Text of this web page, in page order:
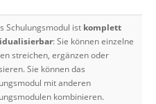
Schulungsmodul ist komplett
: Sie können einzelne
streichen, ergänzen oder
Sie können das
mit anderen
kombinieren.